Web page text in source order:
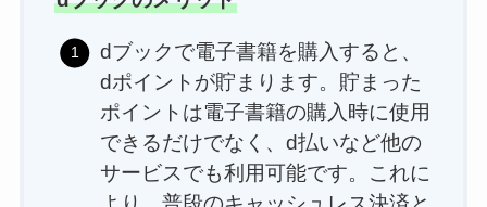
dブックで電子書籍を購入すると、
dポイントが貯まります。貯まった
ポイントは電子書籍の購入時に使用
できるだけでなく、d払いなど他の
サービスでも利用可能です。これに